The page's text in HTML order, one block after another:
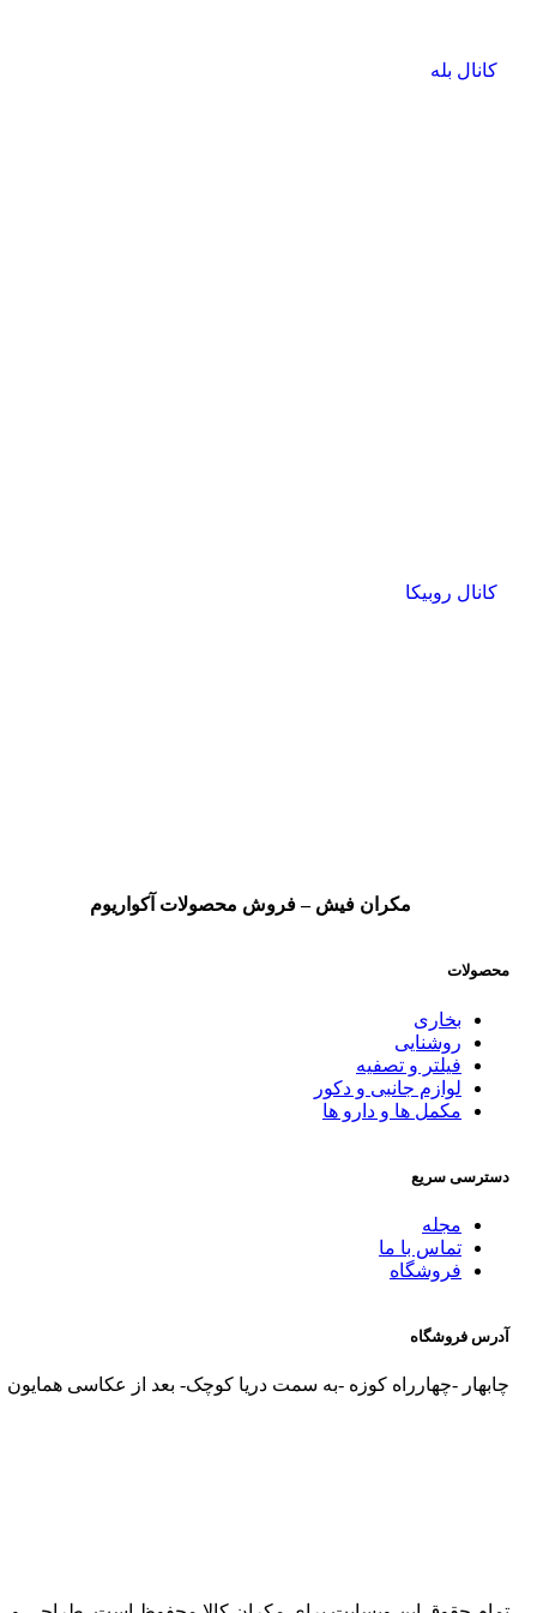
کانال بله
کانال روبیکا
مکران فیش – فروش محصولات آکواریوم
محصولات
بخاری
روشنایی
فیلتر و تصفیه
لوازم جانبی و دکور
مکمل ها و دارو ها
دسترسی سریع
مجله
تماس با ما
فروشگاه
آدرس فروشگاه
چابهار -چهارراه کوزه -به سمت دریا کوچک- بعد از عکاسی همایون